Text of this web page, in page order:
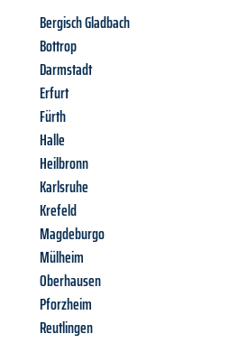
Bergisch Gladbach
Bottrop
Darmstadt
Erfurt
Fürth
Halle
Heilbronn
Karlsruhe
Krefeld
Magdeburgo
Mülheim
Oberhausen
Pforzheim
Reutlingen